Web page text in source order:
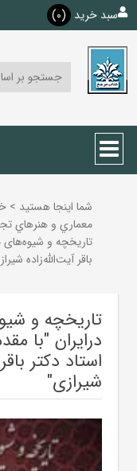
سبد خرید (0)
شما اینجا هستید >
معماري و هنرهاي
تاریخچه و شیوه‌های
باقر آیت‌الله‌زاده‌
تاریخچه و
درایران "با
استاد دکتر
شیرازی"